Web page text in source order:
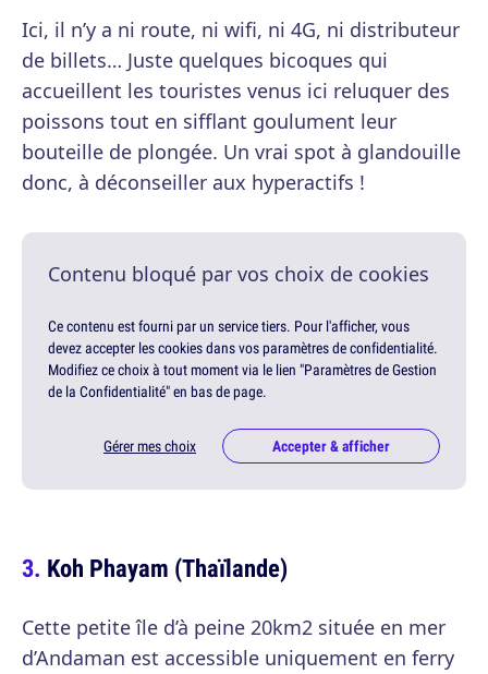
Ici, il n’y a ni route, ni wifi, ni 4G, ni distributeur
de billets… Juste quelques bicoques qui
accueillent les touristes venus ici reluquer des
poissons tout en sifflant goulument leur
bouteille de plongée. Un vrai spot à glandouille
donc, à déconseiller aux hyperactifs !
Contenu bloqué par vos choix de cookies
Ce contenu est fourni par un service tiers. Pour l'afficher, vous
devez accepter les cookies dans vos paramètres de confidentialité.
Modifiez ce choix à tout moment via le lien "Paramètres de Gestion
de la Confidentialité" en bas de page.
Gérer mes choix Accepter & afficher
Koh Phayam (Thaïlande)
Cette petite île d’à peine 20km2 située en mer
d’Andaman est accessible uniquement en ferry